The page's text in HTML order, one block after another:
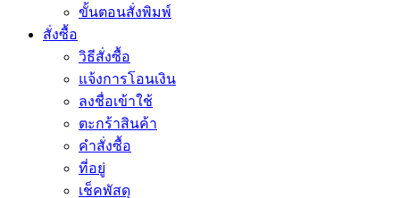
ขั้นตอนสั่งพิมพ์
สั่งซื้อ
วิธีสั่งซื้อ
แจ้งการโอนเงิน
ลงชื่อเข้าใช้
ตะกร้าสินค้า
คำสั่งซื้อ
ที่อยู่
เช็คพัสดุ